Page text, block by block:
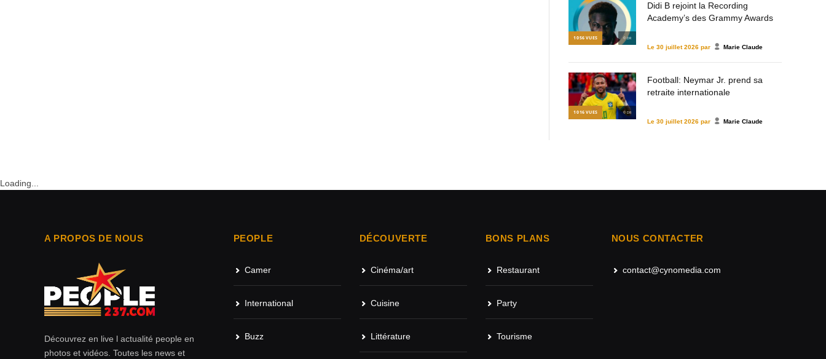
1 056 VUES © DR
Didi B rejoint la Recording
Academy’s des Grammy Awards
Le 30 juillet 2026 par Marie Claude
1 016 VUES © DR
Football: Neymar Jr. prend sa
retraite internationale
Le 30 juillet 2026 par Marie Claude
Loading...
A PROPOS DE NOUS
Découvrez en live l actualité people en
photos et vidéos. Toutes les news et
PEOPLE
Camer
International
Buzz
DÉCOUVERTE
Cinéma/art
Cuisine
Littérature
BONS PLANS
Restaurant
Party
Tourisme
NOUS CONTACTER
contact@cynomedia.com